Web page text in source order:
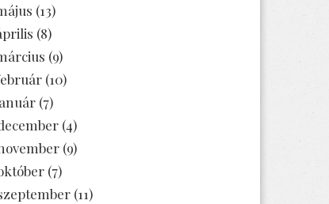
(13)
(8)
(9)
(10)
(7)
(4)
(9)
(7)
(11)